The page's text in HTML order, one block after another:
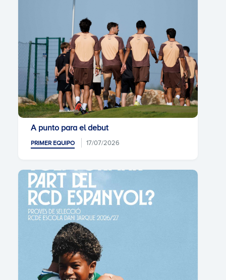
A punto para el debut
PRIMER EQUIPO 17/07/2026